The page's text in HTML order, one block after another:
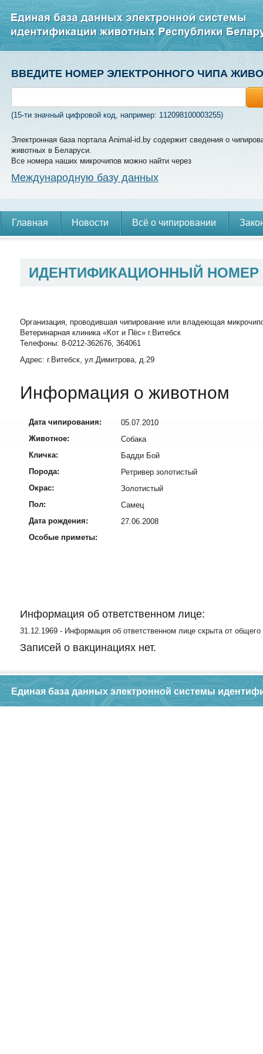
ВВЕДИТЕ НОМЕР ЭЛЕКТРОННОГО ЧИПА
(15-ти значный цифровой код, например: 112098100003255)
Электронная база портала Animal-id.by содержит сведения о
животных в Беларуси.
Все номера наших микрочипов можно найти через
Международную базу данных
Главная Новости Всё о чипировании
ИДЕНТИФИКАЦИОННЫЙ
Организация, проводившая чипирование или владеющая
Ветеринарная клиника «Кот и Пёс» г.Витебск
Телефоны: 8-0212-362676, 364061
Адрес: г.Витебск, ул.Димитрова, д.29
Информация о животном
Дата чипирования:
05.07.2010
Животное:
Собака
Кличка:
Бадди Бой
Порода:
Ретривер золотистый
Окрас:
Золотистый
Пол:
Самец
Дата рождения:
27.06.2008
Особые приметы:
Информация об ответственном лице:
31.12.1969 - Информация об ответственном лице скрыта от общего
Записей о вакцинациях нет.
Единая база данных электронной системы